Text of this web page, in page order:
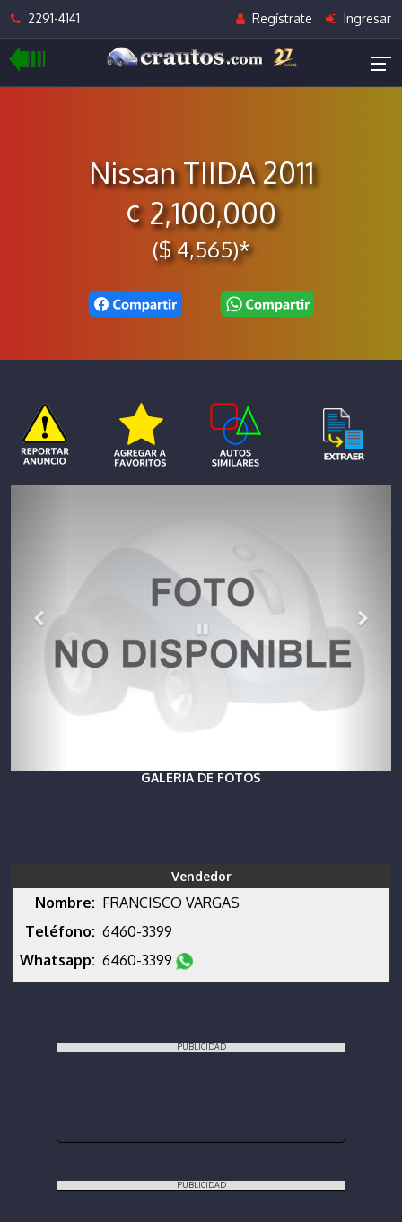
2291-4141 Regístrate Ingresar
Nissan TIIDA 2011
¢ 2,100,000
($ 4,565)*
GALERIA DE FOTOS
Vendedor
Nombre: FRANCISCO VARGAS
Teléfono: 6460-3399
Whatsapp: 6460-3399
PUBLICIDAD
PUBLICIDAD